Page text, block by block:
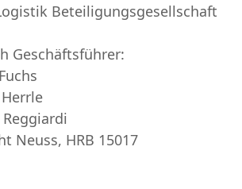
Beteiligungsgesellschaft
Geschäftsführer:
Neuss, HRB 15017